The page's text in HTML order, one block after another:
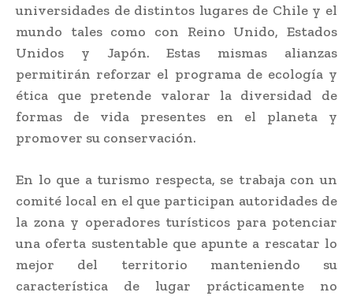
universidades de distintos lugares de Chile y el
mundo tales como con Reino Unido, Estados
Unidos y Japón. Estas mismas alianzas
permitirán reforzar el programa de ecología y
ética que pretende valorar la diversidad de
formas de vida presentes en el planeta y
promover su conservación.
En lo que a turismo respecta, se trabaja con un
comité local en el que participan autoridades de
la zona y operadores turísticos para potenciar
una oferta sustentable que apunte a rescatar lo
mejor del territorio manteniendo su
característica de lugar prácticamente no